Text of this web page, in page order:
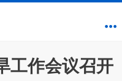
工作会议召开